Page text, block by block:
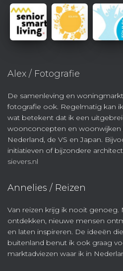
Alex / Fotografie
De samenleving en
fotografie ook. Regelmatig kan
wat betekent dat ik een
woonconcepten en woonwijken
Nederland, de VS en Japan.
initiatieven of bijzondere
sievers.nl
Annelies / Reizen
Van reizen krijg ik nooit genoeg.
ontdekken, nieuwe mensen
en laten inspireren. De ideeën
buitenland benut ik ook graag
marktadviezen waar ik in